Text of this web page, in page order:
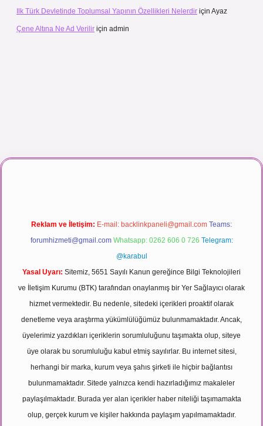
Ilk Türk Devletinde Toplumsal Yapının Özellikleri Nelerdir için Ayaz
Çene Altına Ne Ad Verilir için admin
izle
Reklam ve İletişim: E-mail: backlinkpaneli@gmail.com Teams:
forumhizmeti@gmail.com Whatsapp: 0262 606 0 726 Telegram:
@karabul
Yasal Uyarı: Sitemiz, 5651 Sayılı Kanun gereğince Bilgi Teknolojileri
ve İletişim Kurumu (BTK) tarafından onaylanmış bir Yer Sağlayıcı olarak
hizmet vermektedir. Bu nedenle, sitedeki içerikleri proaktif olarak
denetleme veya araştırma yükümlülüğümüz bulunmamaktadır. Ancak,
üyelerimiz yazdıkları içeriklerin sorumluluğunu taşımakta olup, siteye
üye olarak bu sorumluluğu kabul etmiş sayılırlar. Bu internet sitesi,
herhangi bir marka, kurum veya şahıs şirketi ile hiçbir bağlantısı
bulunmamaktadır. Sitede yalnızca kendi hazırladığımız makaleler
paylaşılmaktadır. Burada yer alan içerikler haber niteliği taşımamakta
olup, gerçek kurum ve kişiler hakkında paylaşım yapılmamaktadır.